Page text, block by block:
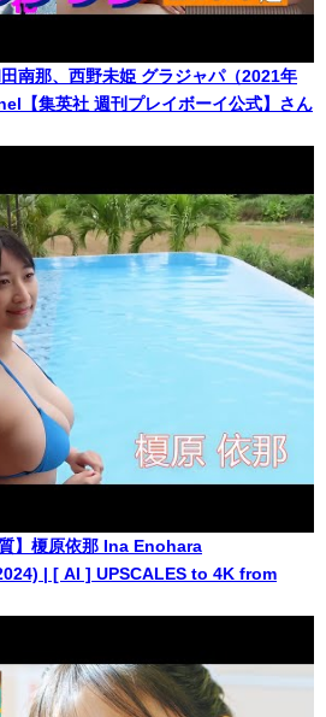
南那、西野未姫 グラジャパ（2021年
【集英社 週刊プレイボーイ公式】さん
】榎原依那 Ina Enohara
| [ AI ] UPSCALES to 4K from